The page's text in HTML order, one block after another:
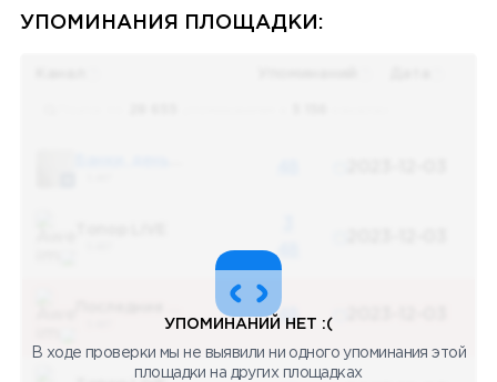
УПОМИНАНИЯ ПЛОЩАДКИ:
48
48
УПОМИНАНИЙ НЕТ :(
В ходе проверки мы не выявили ни одного упоминания этой
площадки на других площадках